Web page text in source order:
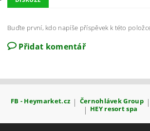
Buďte první, kdo napíše příspěvek k této
Přidat komentář
FB - Heymarket.cz | Černohlávek Group |
| HEY resort spa